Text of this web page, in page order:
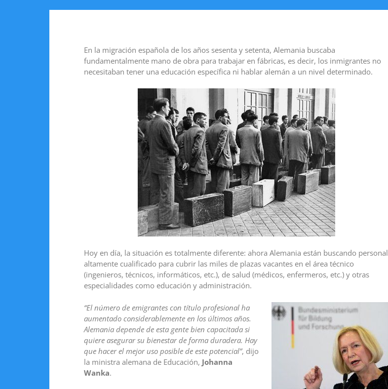
En la migración española de los años sesenta y setenta, Alemania buscaba
fundamentalmente mano de obra para trabajar en fábricas, es decir, los inmigrantes no
necesitaban tener una educación específica ni hablar alemán a un nivel determinado.
Hoy en día, la situación es totalmente diferente: ahora Alemania están buscando personal
altamente cualificado para cubrir las miles de plazas vacantes en el área técnico
(ingenieros, técnicos, informáticos, etc.), de salud (médicos, enfermeros, etc.) y otras
especialidades como educación y administración.
“El número de emigrantes con título profesional ha
aumentado considerablemente en los últimos años.
Alemania depende de esta gente bien capacitada si
quiere asegurar su bienestar de forma duradera. Hay
que hacer el mejor uso posible de este potencial”, dijo
la ministra alemana de Educación, Johanna
Wanka.